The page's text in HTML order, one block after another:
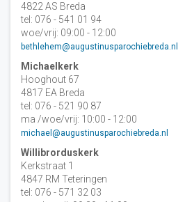
4822 AS Breda
tel: 076 - 541 01 94
woe/vrij: 09:00 - 12:00
bethlehem@augustinusparochiebreda.nl
Michaelkerk
Hooghout 67
4817 EA Breda
tel: 076 - 521 90 87
ma /woe/vrij: 10:00 - 12:00
michael@augustinusparochiebreda.nl
Willibrorduskerk
Kerkstraat 1
4847 RM Teteringen
tel: 076 - 571 32 03